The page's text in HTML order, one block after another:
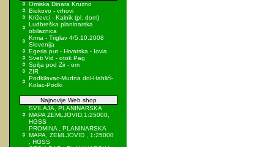
Omiska Dinara Kruzno
Biokovo - vrhovi
Križevci - Kalnik (pl. dom)
Ludbreška planinarska
obilaznica
Krma - Triglav 4/5.10.2008
Slovenija
Egeria put - Hrvatska - Iovia
Sveti Vid - otok Pag
Spilja pod Zir - om
ZIR
Podkilavac-Mudna dol-Hahlići-
Kolac-Podki
Najnovije Web shop
SVILAJA, PLANINARSKA
MAPA ZEMLJOVID,1:25000,
HGSS
PROMINA , PLANINARSKA
MAPA, ZEMLJOVID , 1:25000
, HGSS